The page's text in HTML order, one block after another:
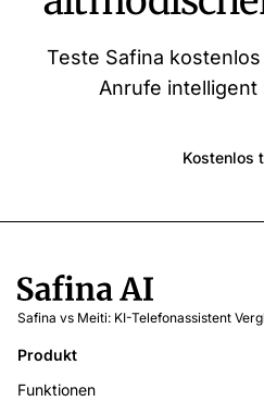
Teste Safina
Anrufe intelligent
Kostenlos
Safina vs Meiti: KI-Telefonassistent
Produkt
Funktionen